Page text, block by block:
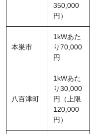
350,000
円）
本巣市
1kWあた
り70,000
円
八百津町
1kWあた
り30,000
円（上限
120,000
円）